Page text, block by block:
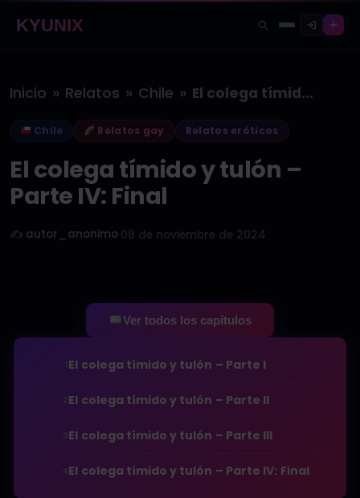
KYUNIX
Inicio » Relatos » Chile » El colega tímido y tulón –…
Chile Relatos gay Relatos eróticos
El colega tímido y tulón –
Parte IV: Final
✍️ autor_anonimo 08 de noviembre de 2024
Ver todos los capítulos
El colega tímido y tulón – Parte I
El colega tímido y tulón – Parte II
El colega tímido y tulón – Parte III
El colega tímido y tulón – Parte IV: Final